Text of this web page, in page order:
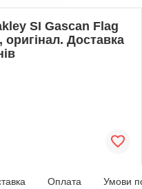
SI Gascan Flag
Доставка
Оплата Умови